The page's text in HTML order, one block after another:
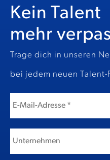
Kein Talent
mehr
Trage dich in unseren
bei jedem neuen